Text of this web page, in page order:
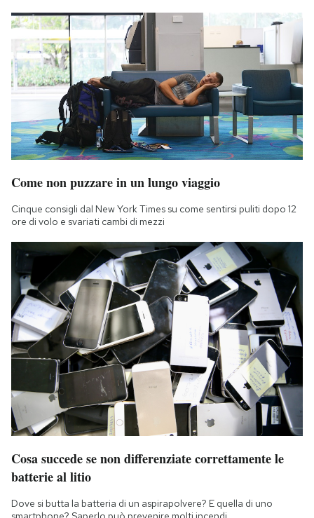
Come non puzzare in un lungo viaggio
Cinque consigli dal New York Times su come sentirsi puliti dopo 12
ore di volo e svariati cambi di mezzi
Cosa succede se non differenziate correttamente le
batterie al litio
Dove si butta la batteria di un aspirapolvere? E quella di uno